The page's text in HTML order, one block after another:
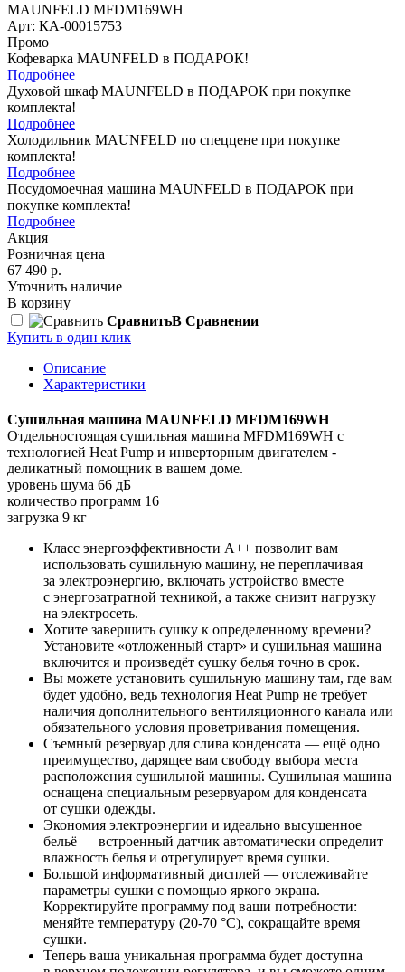
MAUNFELD MFDM169WH
Арт: КА-00015753
Промо
Кофеварка MAUNFELD в ПОДАРОК!
Подробнее
Духовой шкаф MAUNFELD в ПОДАРОК при покупке
комплекта!
Подробнее
Холодильник MAUNFELD по спеццене при покупке
комплекта!
Подробнее
Посудомоечная машина MAUNFELD в ПОДАРОК при
покупке комплекта!
Подробнее
Акция
Розничная цена
67 490 р.
Уточнить наличие
В корзину
СравнитьВ Сравнении
Купить в один клик
Описание
Характеристики
Сушильная машина MAUNFELD MFDM169WH
Отдельностоящая сушильная машина MFDM169WH с
технологией Heat Pump и инверторным двигателем -
деликатный помощник в вашем доме.
уровень шума 66 дБ
количество программ 16
загрузка 9 кг
Класс энергоэффективности A++ позволит вам
использовать сушильную машину, не переплачивая
за электроэнергию, включать устройство вместе
с энергозатратной техникой, а также снизит нагрузку
на электросеть.
Хотите завершить сушку к определенному времени?
Установите «отложенный старт» и сушильная машина
включится и произведёт сушку белья точно в срок.
Вы можете установить сушильную машину там, где вам
будет удобно, ведь технология Heat Pump не требует
наличия дополнительного вентиляционного канала или
обязательного условия проветривания помещения.
Съемный резервуар для слива конденсата — ещё одно
преимущество, дарящее вам свободу выбора места
расположения сушильной машины. Сушильная машина
оснащена специальным резервуаром для конденсата
от сушки одежды.
Экономия электроэнергии и идеально высушенное
бельё — встроенный датчик автоматически определит
влажность белья и отрегулирует время сушки.
Большой информативный дисплей — отслеживайте
параметры сушки с помощью яркого экрана.
Корректируйте программу под ваши потребности:
меняйте температуру (20-70 °C), сокращайте время
сушки.
Теперь ваша уникальная программа будет доступна